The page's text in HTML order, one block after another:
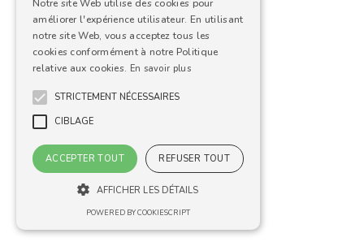
Notre site Web utilise des cookies pour
améliorer l'expérience utilisateur. En utilisant
notre site Web, vous acceptez tous les
cookies conformément à notre Politique
relative aux cookies. En savoir plus
STRICTEMENT NÉCESSAIRES
CIBLAGE
ACCEPTER TOUT REFUSER TOUT
AFFICHER LES DÉTAILS
POWERED BY COOKIESCRIPT